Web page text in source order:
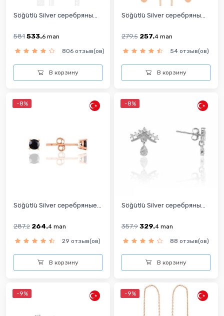
Söğütlü Silver серебряны...
581533.6 man
806 отзыв(ов)
В корзину
Söğütlü Silver серебряны...
279.5 257.4 man
54 отзыв(ов)
В корзину
-8%
Söğütlü Silver серебряные...
287.2 264.4 man
29 отзыв(ов)
В корзину
-8%
Söğütlü Silver серебряны...
357.9 329.4 man
88 отзыв(ов)
В корзину
-9% -9%